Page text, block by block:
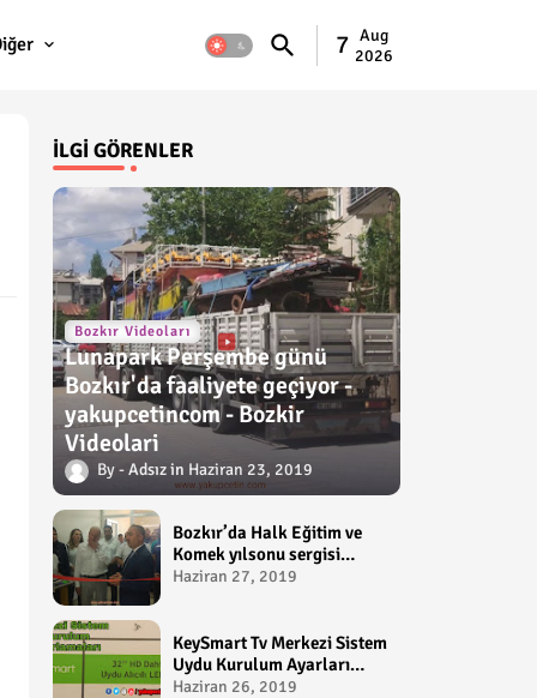
7 Aug
2026
İLGI GÖRENLER
Bozkır Videoları
Lunapark Perşembe günü
Bozkır'da faaliyete geçiyor -
yakupcetincom - Bozkir
Videolari
Adsız Haziran 23, 2019
Bozkır’da Halk Eğitim ve
Komek yılsonu sergisi
gerçekleştirildi-
Haziran 27, 2019
KeySmart Tv Merkezi Sistem
Uydu Kurulum Ayarları
Video anlatım -
Haziran 26, 2019